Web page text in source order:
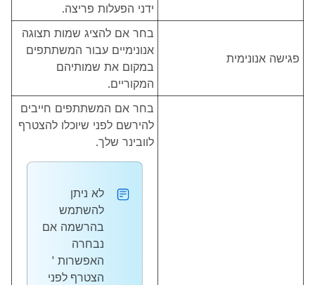
ידני הפעלות פריצה.
פגישה אנונימית
בחר אם להציג שמות תצוגה
אנונימיים עבור המשתתפים
במקום את שמותיהם
המקוריים.
בחר אם המשתתפים חייבים
להירשם לפני שיוכלו להצטרף
לוובינר שלך.
לא ניתן
להשתמש
בהרשמה אם
נבחרה
האפשרות '
הצטרף לפני